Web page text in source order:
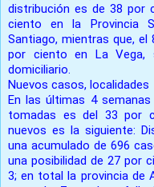
distribución es de 38 por
ciento en la Provincia
Santiago, mientras que,
por ciento en La Vega,
domiciliario.
Nuevos casos, localidades
En las últimas 4
tomadas es del 33 por
nuevos es la siguiente:
una acumulado de 696
una posibilidad de 27 por
3; en total la provincia de